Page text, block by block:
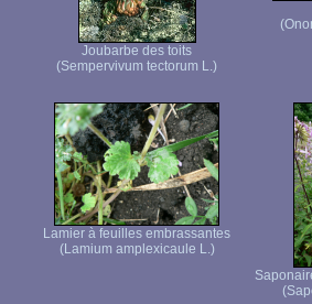
Joubarbe des toits
(Sempervivum tectorum L.)
Lamier à feuilles embrassantes
(Lamium amplexicaule L.)